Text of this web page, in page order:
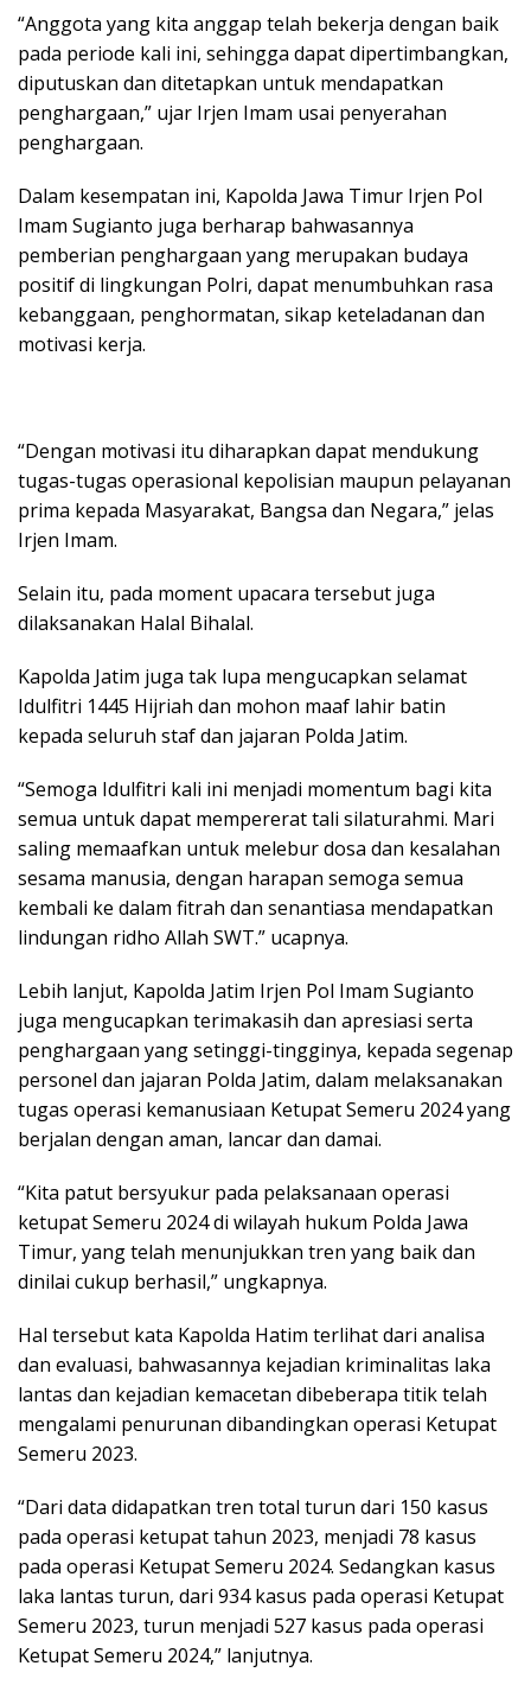
“Anggota yang kita anggap telah bekerja dengan baik
pada periode kali ini, sehingga dapat dipertimbangkan,
diputuskan dan ditetapkan untuk mendapatkan
penghargaan,” ujar Irjen Imam usai penyerahan
penghargaan.
Dalam kesempatan ini, Kapolda Jawa Timur Irjen Pol
Imam Sugianto juga berharap bahwasannya
pemberian penghargaan yang merupakan budaya
positif di lingkungan Polri, dapat menumbuhkan rasa
kebanggaan, penghormatan, sikap keteladanan dan
motivasi kerja.
“Dengan motivasi itu diharapkan dapat mendukung
tugas-tugas operasional kepolisian maupun pelayanan
prima kepada Masyarakat, Bangsa dan Negara,” jelas
Irjen Imam.
Selain itu, pada moment upacara tersebut juga
dilaksanakan Halal Bihalal.
Kapolda Jatim juga tak lupa mengucapkan selamat
Idulfitri 1445 Hijriah dan mohon maaf lahir batin
kepada seluruh staf dan jajaran Polda Jatim.
“Semoga Idulfitri kali ini menjadi momentum bagi kita
semua untuk dapat mempererat tali silaturahmi. Mari
saling memaafkan untuk melebur dosa dan kesalahan
sesama manusia, dengan harapan semoga semua
kembali ke dalam fitrah dan senantiasa mendapatkan
lindungan ridho Allah SWT.” ucapnya.
Lebih lanjut, Kapolda Jatim Irjen Pol Imam Sugianto
juga mengucapkan terimakasih dan apresiasi serta
penghargaan yang setinggi-tingginya, kepada segenap
personel dan jajaran Polda Jatim, dalam melaksanakan
tugas operasi kemanusiaan Ketupat Semeru 2024 yang
berjalan dengan aman, lancar dan damai.
“Kita patut bersyukur pada pelaksanaan operasi
ketupat Semeru 2024 di wilayah hukum Polda Jawa
Timur, yang telah menunjukkan tren yang baik dan
dinilai cukup berhasil,” ungkapnya.
Hal tersebut kata Kapolda Hatim terlihat dari analisa
dan evaluasi, bahwasannya kejadian kriminalitas laka
lantas dan kejadian kemacetan dibeberapa titik telah
mengalami penurunan dibandingkan operasi Ketupat
Semeru 2023.
“Dari data didapatkan tren total turun dari 150 kasus
pada operasi ketupat tahun 2023, menjadi 78 kasus
pada operasi Ketupat Semeru 2024. Sedangkan kasus
laka lantas turun, dari 934 kasus pada operasi Ketupat
Semeru 2023, turun menjadi 527 kasus pada operasi
Ketupat Semeru 2024,” lanjutnya.